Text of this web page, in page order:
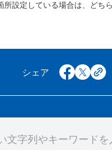
所設定している場合は、どち
シェア facebook
x